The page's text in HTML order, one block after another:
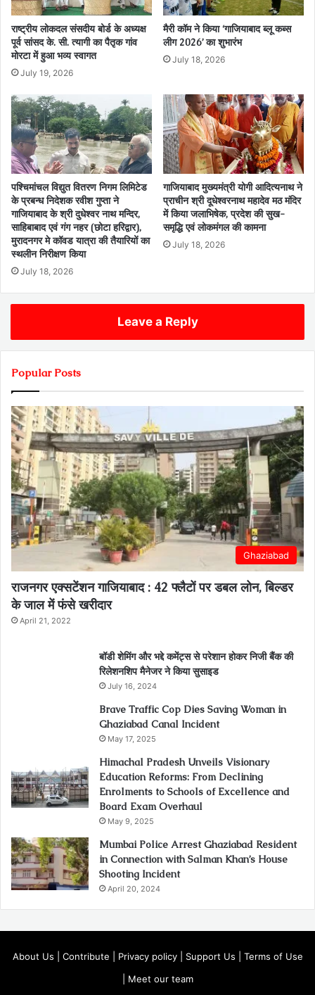
राष्ट्रीय लोकदल संसदीय बोर्ड के अध्यक्ष
पूर्व सांसद के. सी. त्यागी का पैतृक गांव
मोरटा में हुआ भव्य स्वागत
July 19, 2026
मैरी कॉम ने किया ‘गाजियाबाद ब्लू कब्स
लीग 2026’ का शुभारंभ
July 18, 2026
पश्चिमांचल विद्युत वितरण निगम लिमिटेड
के प्रबन्ध निदेशक रवीश गुप्ता ने
गाजियाबाद के श्री दुधेश्वर नाथ मन्दिर,
साहिबाबाद एवं गंग नहर (छोटा हरिद्वार),
मुरादनगर मे कॉवड यात्रा की तैयारियों का
स्थलीन निरीक्षण किया
July 18, 2026
गाजियाबाद मुख्यमंत्री योगी आदित्यनाथ ने
प्राचीन श्री दूधेश्वरनाथ महादेव मठ मंदिर
में किया जलाभिषेक, प्रदेश की सुख-
समृद्धि एवं लोकमंगल की कामना
July 18, 2026
Leave a Reply
Popular Posts
Ghaziabad
राजनगर एक्सटेंशन गाजियाबाद : 42 फ्लैटों पर डबल लोन, बिल्डर
के जाल में फंसे खरीदार
April 21, 2022
बॉडी शेमिंग और भद्दे कमेंट्स से परेशान होकर निजी बैंक की
रिलेशनशिप मैनेजर ने किया सुसाइड
July 16, 2024
Brave Traffic Cop Dies Saving Woman in
Ghaziabad Canal Incident
May 17, 2025
Himachal Pradesh Unveils Visionary
Education Reforms: From Declining
Enrolments to Schools of Excellence and
Board Exam Overhaul
May 9, 2025
Mumbai Police Arrest Ghaziabad Resident
in Connection with Salman Khan’s House
Shooting Incident
April 20, 2024
About Us Contribute Privacy policy| Support Us
Terms of Use
Meet our team